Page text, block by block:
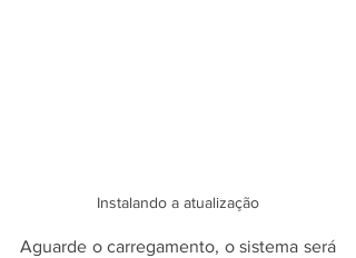
Instalando a atualização
Aguarde o carregamento, o sistema será